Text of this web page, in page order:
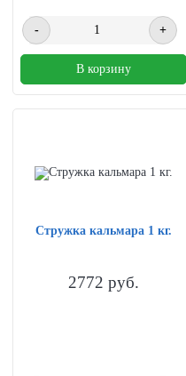
- +
В корзину
Стружка кальмара 1 кг.
2772 руб.